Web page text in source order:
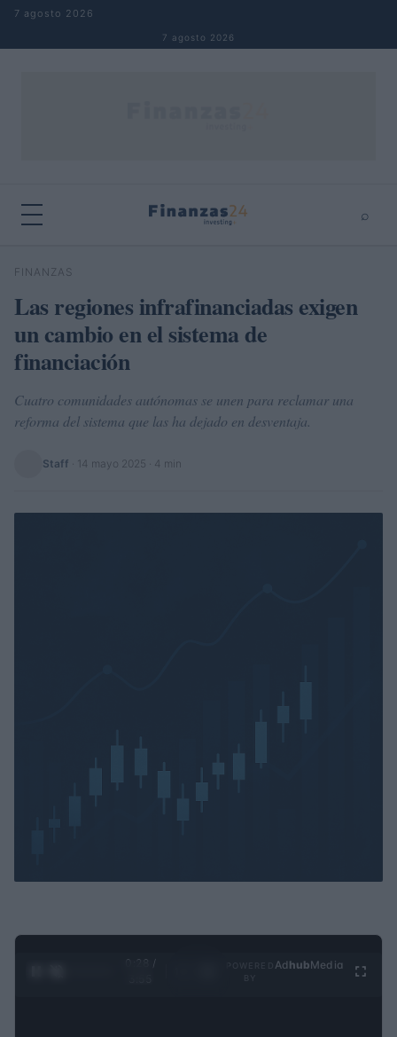
Saltar al contenido
7 agosto 2026
7 agosto 2026
⌕
Buscar
FINANZAS
Las regiones infrafinanciadas exigen
un cambio en el sistema de
financiación
Cuatro comunidades autónomas se unen para reclamar una
reforma del sistema que las ha dejado en desventaja.
Staff 14 mayo 2025 · 4 min
0:29 /
Ad hubMedia